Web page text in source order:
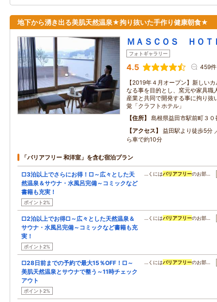
地下から湧き出る美肌天然温泉★拘り抜いた手作り健康朝食★
ＭＡＳＣＯＳ ＨＯ
フォトギャラリー
4.5 459件
【2019年４月オープン】新しい
なる事を目的とし、窯元や家具職
産業と共同で開発する事に拘り抜
覚「クラフトホテル」
住所
島根県益田市駅前町３０
アクセス
益田駅より徒歩5分
ら車で約10分
「バリアフリー 和洋室」を含む宿泊プラン
□3泊以上でさらにお得！□～広々とした天
然温泉＆サウナ・水風呂完備～コミックなど
書籍も充実！
ポイント2%
…くにはバリアフリーのお部…
□2泊以上でお得□～広々とした天然温泉＆
サウナ・水風呂完備～コミックなど書籍も充
実！
ポイント2%
…くにはバリアフリーのお部…
□28日前までの予約で最大15％OFF！□～
美肌天然温泉とサウナで整う～11時チェック
アウト
ポイント2%
…くにはバリアフリーのお部…